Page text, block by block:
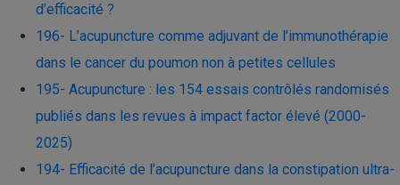
d’efficacité ?
196- L’acupuncture comme adjuvant de l’immunothérapie
dans le cancer du poumon non à petites cellules
195- Acupuncture : les 154 essais contrôlés randomisés
publiés dans les revues à impact factor élevé (2000-
2025)
194- Efficacité de l’acupuncture dans la constipation ultra-